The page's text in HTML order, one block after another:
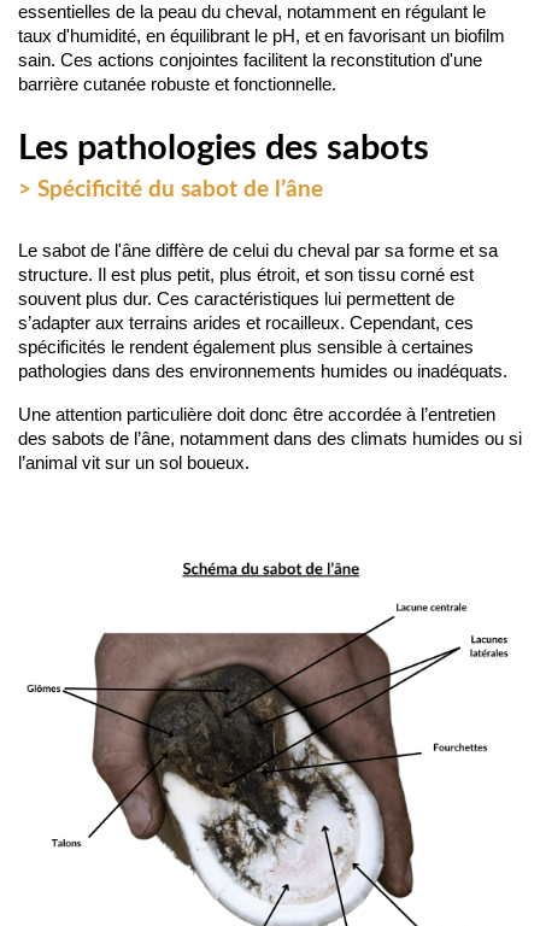
essentielles de la peau du cheval, notamment en régulant le
taux d'humidité, en équilibrant le pH, et en favorisant un biofilm
sain. Ces actions conjointes facilitent la reconstitution d'une
barrière cutanée robuste et fonctionnelle.
Les pathologies des sabots
> Spécificité du sabot de l’âne
Le sabot de l'âne diffère de celui du cheval par sa forme et sa
structure. Il est plus petit, plus étroit, et son tissu corné est
souvent plus dur. Ces caractéristiques lui permettent de
s’adapter aux terrains arides et rocailleux. Cependant, ces
spécificités le rendent également plus sensible à certaines
pathologies dans des environnements humides ou inadéquats.
Une attention particulière doit donc être accordée à l’entretien
des sabots de l’âne, notamment dans des climats humides ou si
l’animal vit sur un sol boueux.